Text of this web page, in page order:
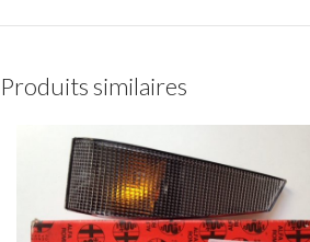
Produits similaires